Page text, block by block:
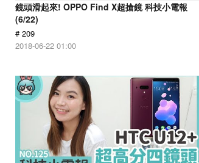
鏡頭滑起來! OPPO Find X超搶鏡 科技小電報
(6/22)
# 209
2018-06-22 01:00